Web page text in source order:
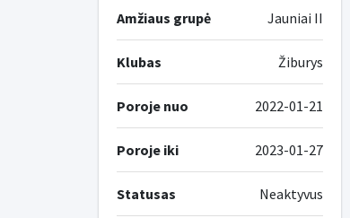
Amžiaus grupė Jauniai II
Klubas Žiburys
Poroje nuo 2022-01-21
Poroje iki 2023-01-27
Statusas Neaktyvus